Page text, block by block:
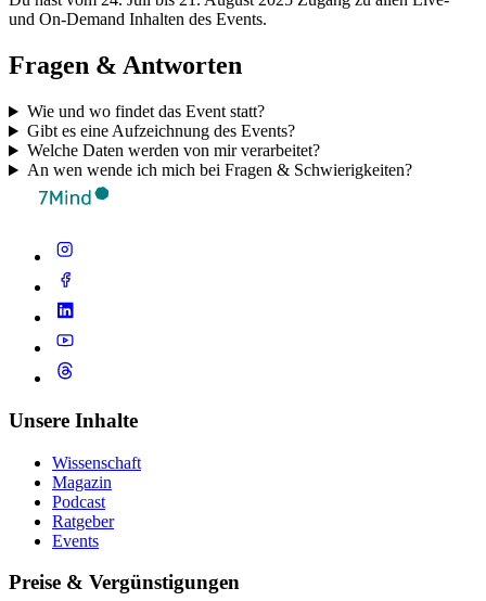
und On-Demand Inhalten des Events.
Fragen & Antworten
Wie und wo findet das Event statt?
Gibt es eine Aufzeichnung des Events?
Welche Daten werden von mir verarbeitet?
An wen wende ich mich bei Fragen & Schwierigkeiten?
Unsere Inhalte
Wissenschaft
Magazin
Podcast
Ratgeber
Events
Preise & Vergünstigungen